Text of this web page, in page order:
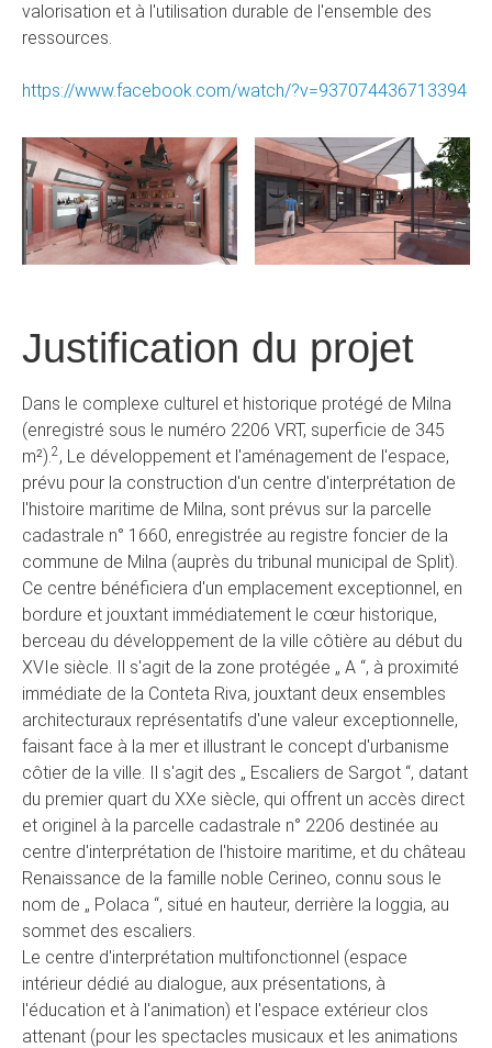
valorisation et à l'utilisation durable de l'ensemble des
ressources.
https://www.facebook.com/watch/?v=937074436713394
Justification du projet
Dans le complexe culturel et historique protégé de Milna
(enregistré sous le numéro 2206 VRT, superficie de 345
m²). 2 , Le développement et l'aménagement de l'espace,
prévu pour la construction d'un centre d'interprétation de
l'histoire maritime de Milna, sont prévus sur la parcelle
cadastrale n° 1660, enregistrée au registre foncier de la
commune de Milna (auprès du tribunal municipal de Split).
Ce centre bénéficiera d'un emplacement exceptionnel, en
bordure et jouxtant immédiatement le cœur historique,
berceau du développement de la ville côtière au début du
XVIe siècle. Il s'agit de la zone protégée „ A “, à proximité
immédiate de la Conteta Riva, jouxtant deux ensembles
architecturaux représentatifs d'une valeur exceptionnelle,
faisant face à la mer et illustrant le concept d'urbanisme
côtier de la ville. Il s'agit des „ Escaliers de Sargot “, datant
du premier quart du XXe siècle, qui offrent un accès direct
et originel à la parcelle cadastrale n° 2206 destinée au
centre d'interprétation de l'histoire maritime, et du château
Renaissance de la famille noble Cerineo, connu sous le
nom de „ Polaca “, situé en hauteur, derrière la loggia, au
sommet des escaliers.
Le centre d'interprétation multifonctionnel (espace
intérieur dédié au dialogue, aux présentations, à
l'éducation et à l'animation) et l'espace extérieur clos
attenant (pour les spectacles musicaux et les animations